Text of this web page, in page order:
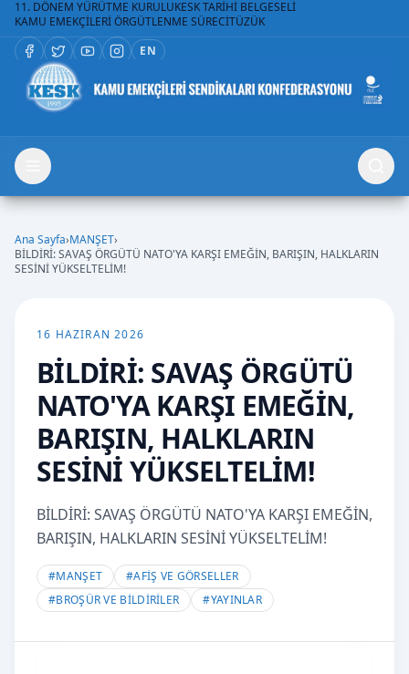
11. DÖNEM YÜRÜTME KURULUKESK TARİHİ BELGESELİ
KAMU EMEKÇİLERİ ÖRGÜTLENME SÜRECİTÜZÜK
EN
Ana Sayfa›MANŞET›
BİLDİRİ: SAVAŞ ÖRGÜTÜ NATO'YA KARŞI EMEĞİN, BARIŞIN, HALKLARIN
SESİNİ YÜKSELTELİM!
16 HAZIRAN 2026
BİLDİRİ: SAVAŞ ÖRGÜTÜ
NATO'YA KARŞI EMEĞİN,
BARIŞIN, HALKLARIN
SESİNİ YÜKSELTELİM!
BİLDİRİ: SAVAŞ ÖRGÜTÜ NATO'YA KARŞI EMEĞİN,
BARIŞIN, HALKLARIN SESİNİ YÜKSELTELİM!
#MANŞET #AFİŞ VE GÖRSELLER
#BROŞÜR VE BİLDİRİLER #YAYINLAR